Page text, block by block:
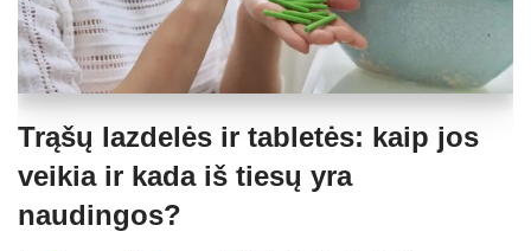
Trąšų lazdelės ir tabletės: kaip jos
veikia ir kada iš tiesų yra
naudingos?